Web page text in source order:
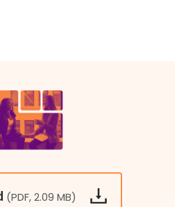
(PDF, 2.09 MB)